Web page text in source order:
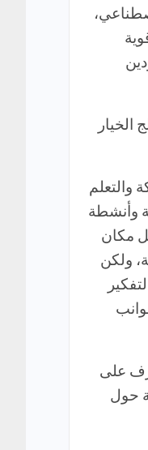
الخيار
والتعلم
وأنشطة
مكان
ولكن
على
حول